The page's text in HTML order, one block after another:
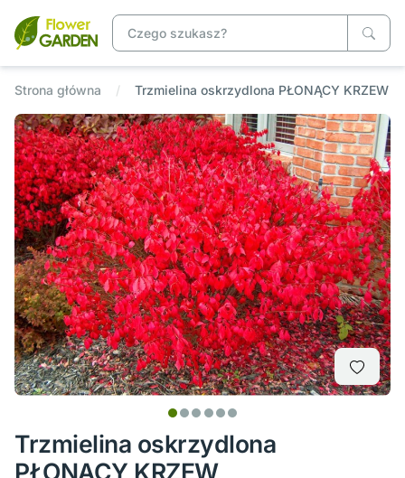
Strona główna Trzmielina oskrzydlona PŁONĄCY KRZEW
Trzmielina oskrzydlona
PŁONĄCY KRZEW